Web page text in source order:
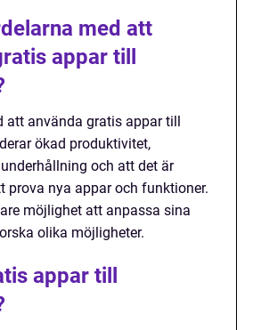
med att
appar till
att använda gratis appar till
ökad produktivitet,
och att det är
prova nya appar och funktioner.
möjlighet att anpassa sina
olika möjligheter.
appar till